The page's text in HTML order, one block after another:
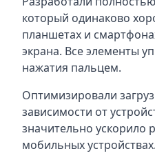
который одинаково
планшетах и
экрана. Все элементы
нажатия пальцем.
Оптимизировали
зависимости от
значительно ускорило
мобильных устройствах.